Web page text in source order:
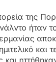
της
ήταν
και